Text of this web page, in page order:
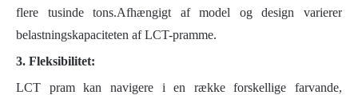
flere tusinde tons.Afhængigt af model og design varierer
belastningskapaciteten af ​​LCT-pramme.
3. Fleksibilitet:
LCT pram kan navigere i en række forskellige farvande,